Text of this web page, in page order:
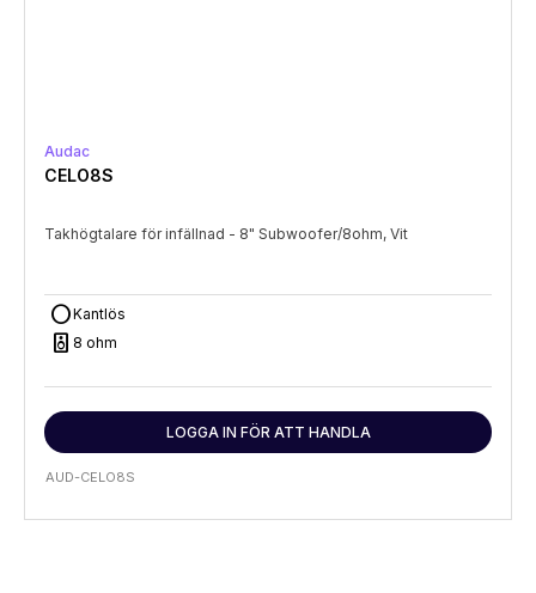
Audac
CELO8S
Takhögtalare för infällnad - 8" Subwoofer/8ohm, Vit
circleKantlös
speaker 8 ohm
LOGGA IN FÖR ATT HANDLA
AUD-CELO8S